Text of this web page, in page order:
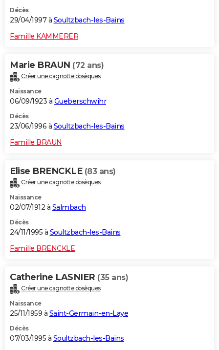
Décès
29/04/1997 à Soultzbach-les-Bains
Famille KAMMERER
Marie BRAUN (72 ans)
Créer une cagnotte obsèques
Naissance
06/09/1923 à Gueberschwihr
Décès
23/06/1996 à Soultzbach-les-Bains
Famille BRAUN
Elise BRENCKLE (83 ans)
Créer une cagnotte obsèques
Naissance
02/07/1912 à Salmbach
Décès
24/11/1995 à Soultzbach-les-Bains
Famille BRENCKLE
Catherine LASNIER (35 ans)
Créer une cagnotte obsèques
Naissance
25/11/1959 à Saint-Germain-en-Laye
Décès
07/03/1995 à Soultzbach-les-Bains